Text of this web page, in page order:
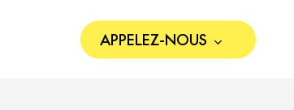
APPELEZ-NOUS